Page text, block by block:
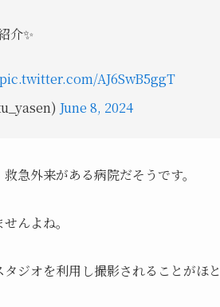
介✨
pic.twitter.com/AJ6SwB5ggT
June 8, 2024
急外来がある病院だそうです。
んよね。
ジオを利用し撮影されることがほと